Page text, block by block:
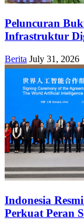
Peluncuran
Infrastruktur
Berita July 31, 2026
Indonesia
Perkuat Peran